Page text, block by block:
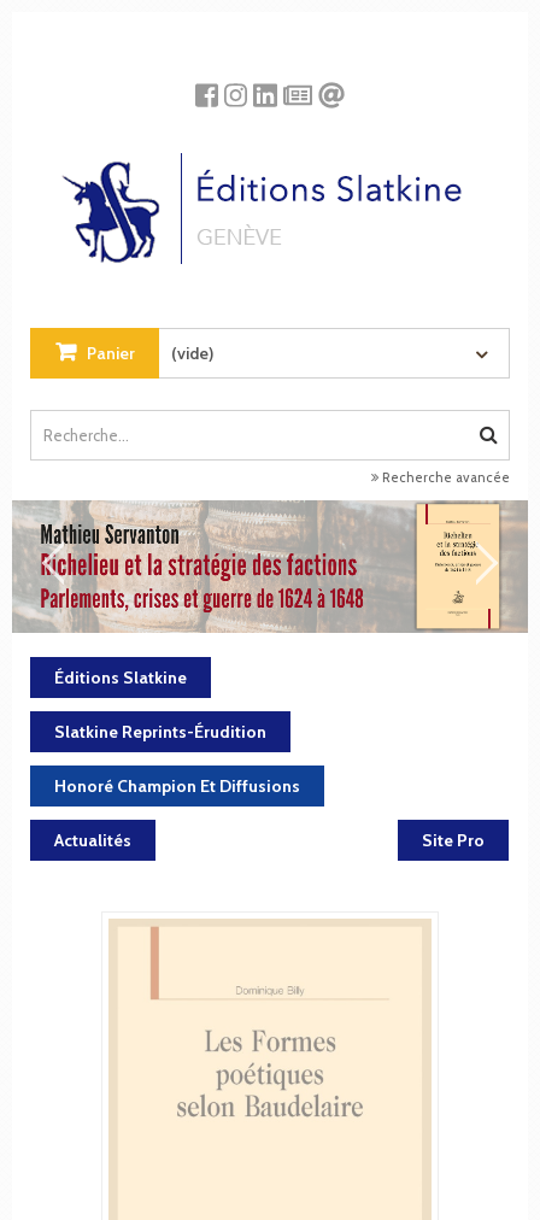
Panier (vide)
Recherche avancée
Éditions Slatkine
Slatkine Reprints-Érudition
Honoré Champion Et Diffusions
Actualités Site Pro